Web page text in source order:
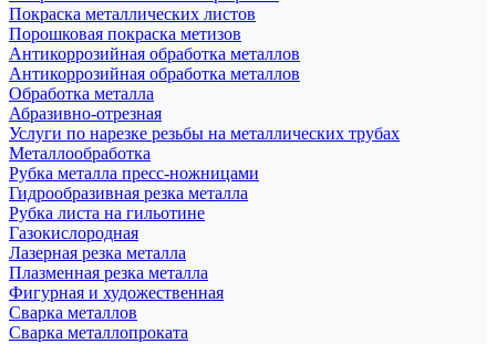
Покраска металлических листов
Порошковая покраска метизов
Антикоррозийная обработка металлов
Антикоррозийная обработка металлов
Обработка металла
Абразивно-отрезная
Услуги по нарезке резьбы на металлических трубах
Металлообработка
Рубка металла пресс-ножницами
Гидрообразивная резка металла
Рубка листа на гильотине
Газокислородная
Лазерная резка металла
Плазменная резка металла
Фигурная и художественная
Сварка металлов
Сварка металлопроката